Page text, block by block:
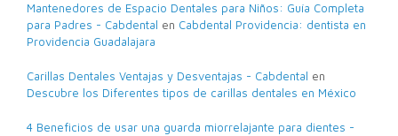
Mantenedores de Espacio Dentales para Niños: Guía Completa
para Padres - Cabdental en Cabdental Providencia: dentista en
Providencia Guadalajara
Carillas Dentales Ventajas y Desventajas - Cabdental en
Descubre los Diferentes tipos de carillas dentales en México
4 Beneficios de usar una guarda miorrelajante para dientes -